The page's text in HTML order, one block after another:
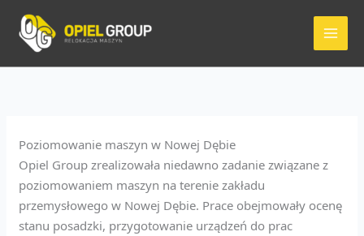
treści
Poziomowanie maszyn w Nowej Dębie
Opiel Group zrealizowała niedawno zadanie związane z
poziomowaniem maszyn na terenie zakładu
przemysłowego w Nowej Dębie. Prace obejmowały ocenę
stanu posadzki, przygotowanie urządzeń do prac